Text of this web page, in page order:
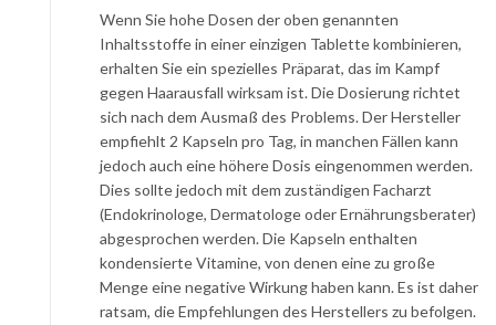
Wenn Sie hohe Dosen der oben genannten
Inhaltsstoffe in einer einzigen Tablette kombinieren,
erhalten Sie ein spezielles Präparat, das im Kampf
gegen Haarausfall wirksam ist. Die Dosierung richtet
sich nach dem Ausmaß des Problems. Der Hersteller
empfiehlt 2 Kapseln pro Tag, in manchen Fällen kann
jedoch auch eine höhere Dosis eingenommen werden.
Dies sollte jedoch mit dem zuständigen Facharzt
(Endokrinologe, Dermatologe oder Ernährungsberater)
abgesprochen werden. Die Kapseln enthalten
kondensierte Vitamine, von denen eine zu große
Menge eine negative Wirkung haben kann. Es ist daher
ratsam, die Empfehlungen des Herstellers zu befolgen.